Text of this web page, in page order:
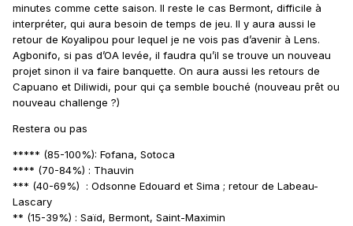
minutes comme cette saison. Il reste le cas Bermont, difficile à
interpréter, qui aura besoin de temps de jeu. Il y aura aussi le
retour de Koyalipou pour lequel je ne vois pas d’avenir à Lens.
Agbonifo, si pas d’OA levée, il faudra qu’il se trouve un nouveau
projet sinon il va faire banquette. On aura aussi les retours de
Capuano et Diliwidi, pour qui ça semble bouché (nouveau prêt ou
nouveau challenge ?)
Restera ou pas
***** (85-100%): Fofana, Sotoca
**** (70-84%) : Thauvin
*** (40-69%) : Odsonne Edouard et Sima ; retour de Labeau-
Lascary
** (15-39%) : Saïd, Bermont, Saint-Maximin